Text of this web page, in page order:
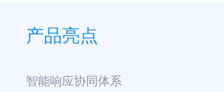
产品亮点
智能响应协同体系